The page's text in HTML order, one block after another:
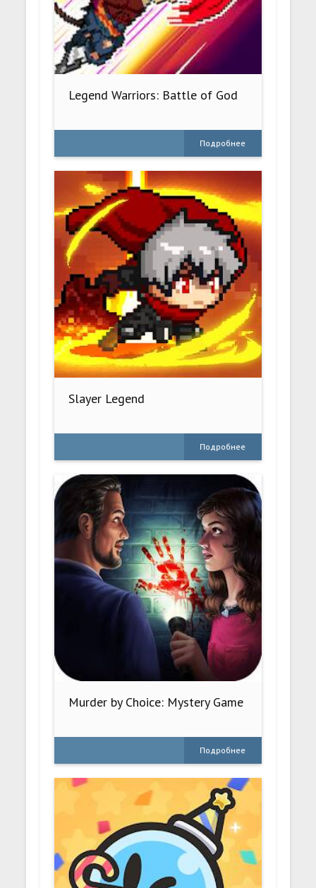
Legend Warriors: Battle of God
Подробнее
Slayer Legend
Подробнее
Murder by Choice: Mystery Game
Подробнее